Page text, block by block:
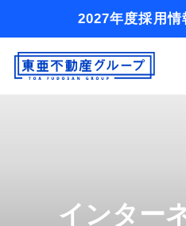
2027年度採用情
オーナー様インター